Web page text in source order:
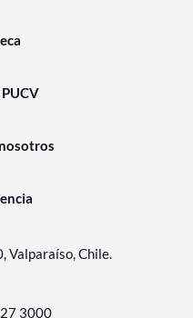
Valparaíso, Chile.
3000